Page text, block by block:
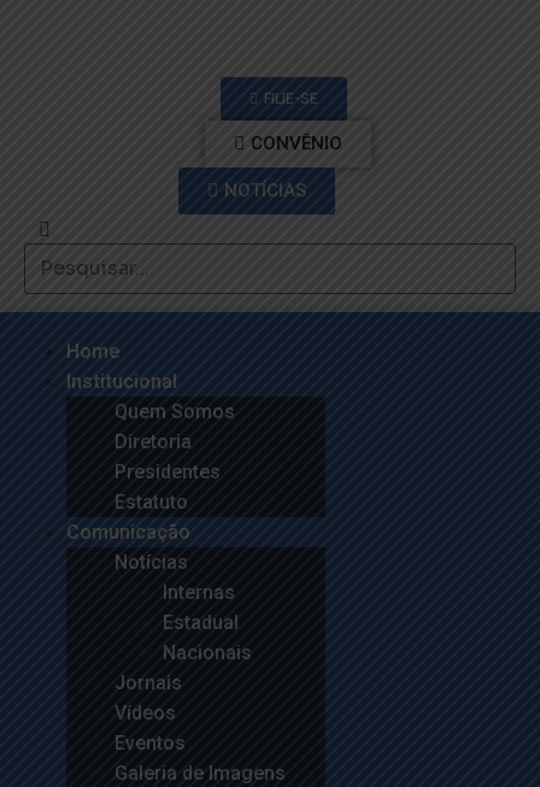
FILIE-SE
CONVÊNIO
NOTÍCIAS
Home
Institucional
Quem Somos
Diretoria
Presidentes
Estatuto
Comunicação
Notícias
Internas
Estadual
Nacionais
Jornais
Vídeos
Eventos
Galeria de Imagens